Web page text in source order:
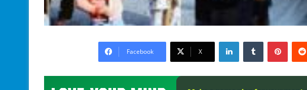
Facebook X
LinkedInTumblr